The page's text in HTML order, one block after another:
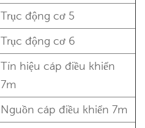
Trục động cơ 5
Trục động cơ 6
Tín hiệu cáp điều khiển
7m
Nguồn cáp điều khiển 7m